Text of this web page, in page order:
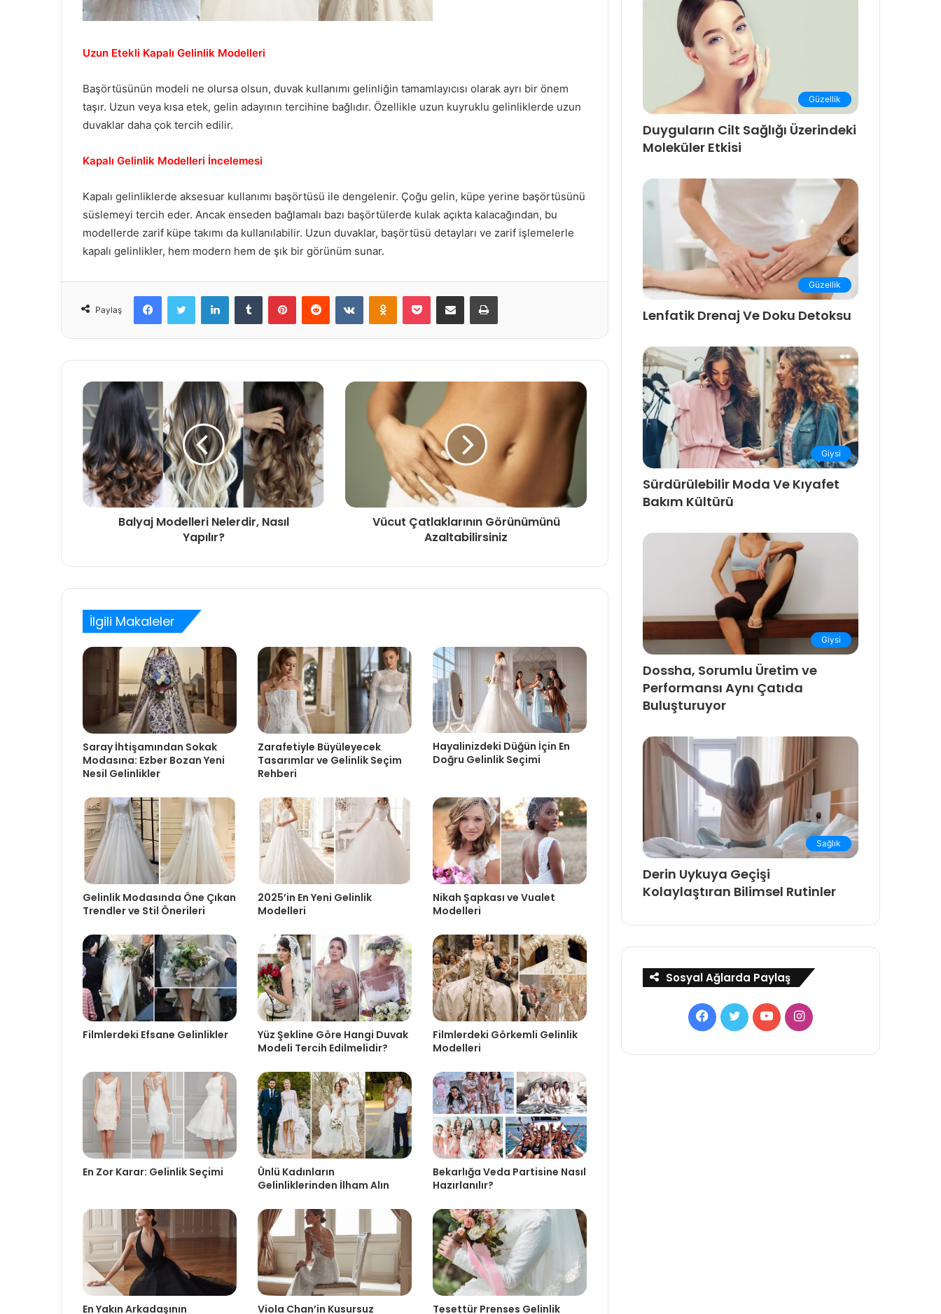
Uzun Etekli Kapalı Gelinlik Modelleri
Başörtüsünün modeli ne olursa olsun, duvak kullanımı gelinliğin tamamlayıcısı olarak ayrı bir önem
taşır. Uzun veya kısa etek, gelin adayının tercihine bağlıdır. Özellikle uzun kuyruklu gelinliklerde uzun
duvaklar daha çok tercih edilir.
Kapalı Gelinlik Modelleri İncelemesi
Kapalı gelinliklerde aksesuar kullanımı başörtüsü ile dengelenir. Çoğu gelin, küpe yerine başörtüsünü
süslemeyi tercih eder. Ancak enseden bağlamalı bazı başörtülerde kulak açıkta kalacağından, bu
modellerde zarif küpe takımı da kullanılabilir. Uzun duvaklar, başörtüsü detayları ve zarif işlemelerle
kapalı gelinlikler, hem modern hem de şık bir görünüm sunar.
Paylaş
FacebookTwitter LinkedInTumblr PinterestReddit VKontakteOdnoklassniki
Pocket E-Posta ile paylaş Yazdır
Balyaj Modelleri Nelerdir, Nasıl
Yapılır?
Vücut Çatlaklarının Görünümünü
Azaltabilirsiniz
İlgili Makaleler
Saray İhtişamından Sokak
Modasına: Ezber Bozan Yeni
Nesil Gelinlikler
Zarafetiyle Büyüleyecek
Tasarımlar ve Gelinlik Seçim
Rehberi
Hayalinizdeki Düğün İçin En
Doğru Gelinlik Seçimi
Gelinlik Modasında Öne Çıkan
Trendler ve Stil Önerileri
2025’in En Yeni Gelinlik
Modelleri
Nikah Şapkası ve Vualet
Modelleri
Filmlerdeki Efsane Gelinlikler
Yüz Şekline Göre Hangi Duvak
Modeli Tercih Edilmelidir?
Filmlerdeki Görkemli Gelinlik
Modelleri
En Zor Karar: Gelinlik Seçimi
Ünlü Kadınların
Gelinliklerinden İlham Alın
Bekarlığa Veda Partisine Nasıl
Hazırlanılır?
En Yakın Arkadaşının Viola Chan’in Kusursuz Tesettür Prenses Gelinlik
Güzellik
Duyguların Cilt Sağlığı Üzerindeki
Moleküler Etkisi
Güzellik
Lenfatik Drenaj Ve Doku Detoksu
Giysi
Sürdürülebilir Moda Ve Kıyafet
Bakım Kültürü
Giysi
Dossha, Sorumlu Üretim ve
Performansı Aynı Çatıda
Buluşturuyor
Sağlık
Derin Uykuya Geçişi
Kolaylaştıran Bilimsel Rutinler
Sosyal Ağlarda Paylaş
Facebook
TwitterYouTubeInstagram